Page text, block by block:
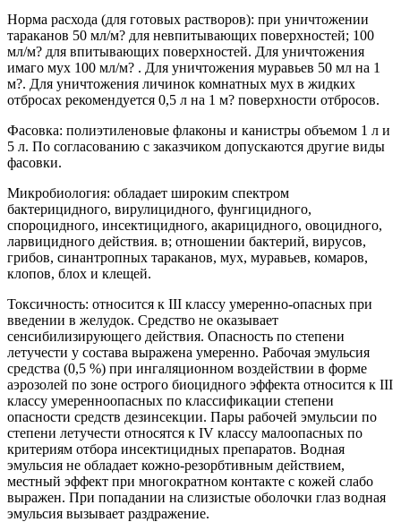
Норма расхода (для готовых растворов): при уничтожении
тараканов 50 мл/м? для невпитывающих поверхностей; 100
мл/м? для впитывающих поверхностей. Для уничтожения
имаго мух 100 мл/м? . Для уничтожения муравьев 50 мл на 1
м?. Для уничтожения личинок комнатных мух в жидких
отбросах рекомендуется 0,5 л на 1 м? поверхности отбросов.
Фасовка: полиэтиленовые флаконы и канистры объемом 1 л и
5 л. По согласованию с заказчиком допускаются другие виды
фасовки.
Микробиология: обладает широким спектром
бактерицидного, вирулицидного, фунгицидного,
спороцидного, инсектицидного, акарицидного, овоцидного,
ларвицидного действия. в; отношении бактерий, вирусов,
грибов, синантропных тараканов, мух, муравьев, комаров,
клопов, блох и клещей.
Токсичность: относится к III классу умеренно-опасных при
введении в желудок. Средство не оказывает
сенсибилизирующего действия. Опасность по степени
летучести у состава выражена умеренно. Рабочая эмульсия
средства (0,5 %) при ингаляционном воздействии в форме
аэрозолей по зоне острого биоцидного эффекта относится к III
классу умеренноопасных по классификации степени
опасности средств дезинсекции. Пары рабочей эмульсии по
степени летучести относятся к IV классу малоопасных по
критериям отбора инсектицидных препаратов. Водная
эмульсия не обладает кожно-резорбтивным действием,
местный эффект при многократном контакте с кожей слабо
выражен. При попадании на слизистые оболочки глаз водная
эмульсия вызывает раздражение.